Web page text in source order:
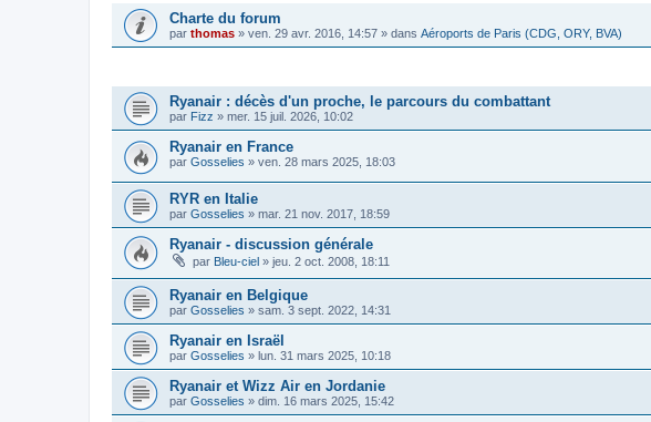
Charte du forum
par thomas » ven. 29 avr. 2016, 14:57 » dans Aéroports de Paris (CDG, ORY, BVA)
Ryanair : décès d'un proche, le parcours du combattant
par Fizz » mer. 15 juil. 2026, 10:02
Ryanair en France
par Gosselies » ven. 28 mars 2025, 18:03
RYR en Italie
par Gosselies » mar. 21 nov. 2017, 18:59
Ryanair - discussion générale
par Bleu-ciel » jeu. 2 oct. 2008, 18:11
Ryanair en Belgique
par Gosselies » sam. 3 sept. 2022, 14:31
Ryanair en Israël
par Gosselies » lun. 31 mars 2025, 10:18
Ryanair et Wizz Air en Jordanie
par Gosselies » dim. 16 mars 2025, 15:42